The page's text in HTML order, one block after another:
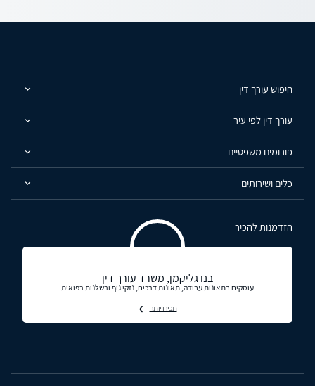
חיפוש עורך דין
עורך דין לפי עיר
פורומים משפטיים
כלים ושירותים
הזדמנות להכיר
בנו גליקמן, משרד עורך דין
עוסקים בתאונות עבודה, תאונות דרכים, נזקי גוף ורשלנות רפואית
תכירו יותר